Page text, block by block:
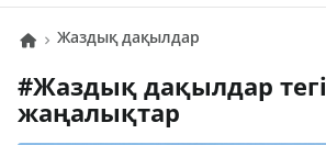
жаздық дақылдар
# жаздық дақылдар
жаңалықтар